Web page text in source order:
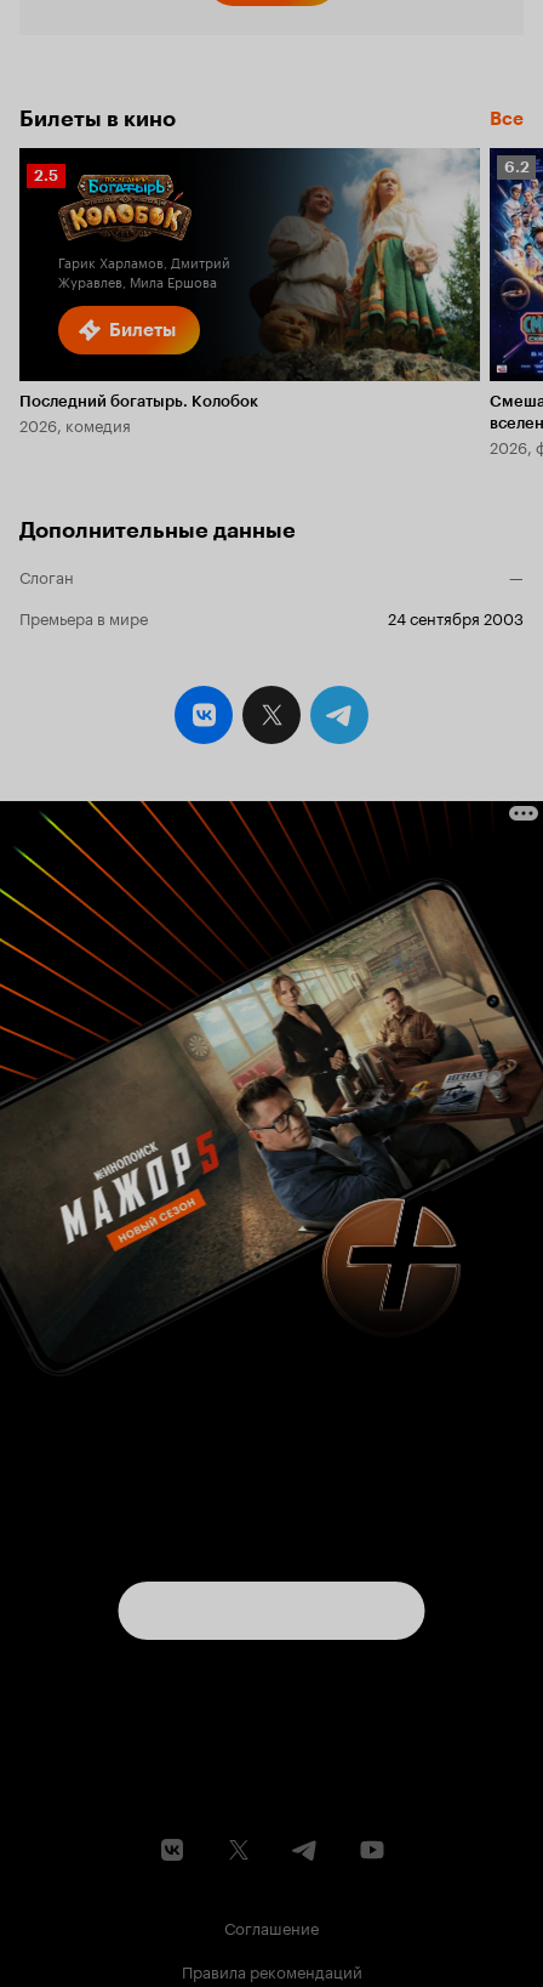
Билеты в кино Все
Билеты
Рейтинг
Кинопоиска
2.5
Гарик Харламов, Дмитрий
Журавлев, Мила Ершова
Последний богатырь. Колобок
2026, комедия
6.2
6.2
2026,
Дополнительные данные
Слоган
—
Премьера в мире
24 сентября 2003
Соглашение
Правила рекомендаций